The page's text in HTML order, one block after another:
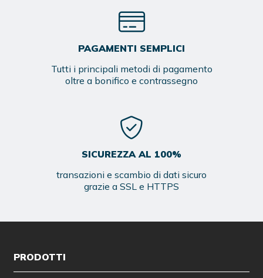
PAGAMENTI SEMPLICI
Tutti i principali metodi di pagamento
oltre a bonifico e contrassegno
SICUREZZA AL 100%
transazioni e scambio di dati sicuro
grazie a SSL e HTTPS
PRODOTTI